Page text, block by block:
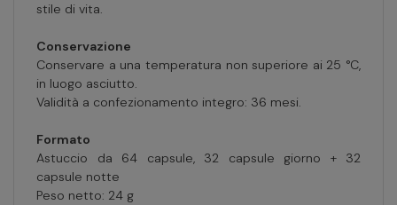
stile di vita.
Conservazione
Conservare a una temperatura non superiore ai 25 °C,
in luogo asciutto.
Validità a confezionamento integro: 36 mesi.
Formato
Astuccio da 64 capsule, 32 capsule giorno + 32
capsule notte
Peso netto: 24 g